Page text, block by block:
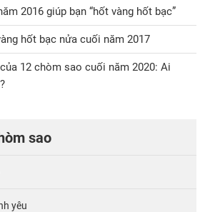
2016 giúp bạn “hốt vàng hốt bạc”
hốt bạc nửa cuối năm 2017
12 chòm sao cuối năm 2020: Ai
sao
yêu